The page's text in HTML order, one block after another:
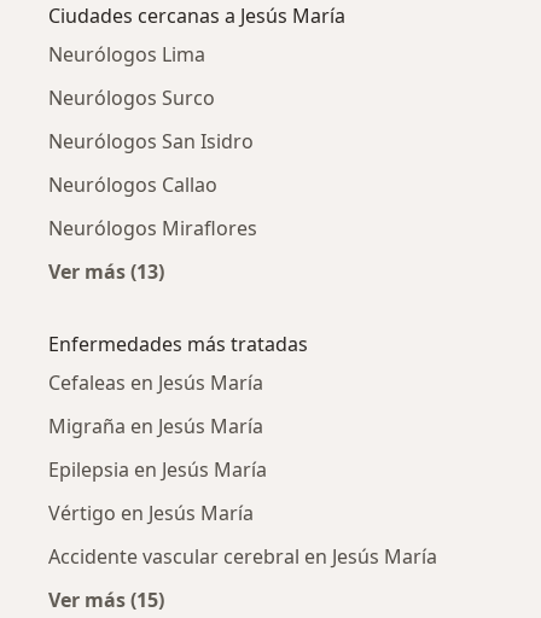
Ciudades cercanas a Jesús María
Neurólogos Lima
Neurólogos Surco
Neurólogos San Isidro
Neurólogos Callao
Neurólogos Miraflores
Ver más (13)
Enfermedades más tratadas
Cefaleas en Jesús María
Migraña en Jesús María
Epilepsia en Jesús María
Vértigo en Jesús María
Accidente vascular cerebral en Jesús María
Ver más (15)